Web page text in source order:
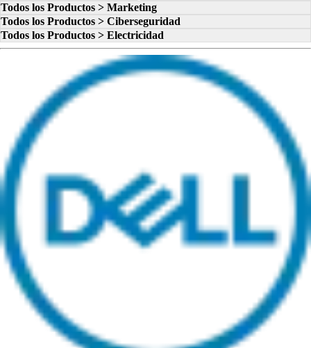
Todos los Productos > Marketing
Todos los Productos > Ciberseguridad
Todos los Productos > Electricidad